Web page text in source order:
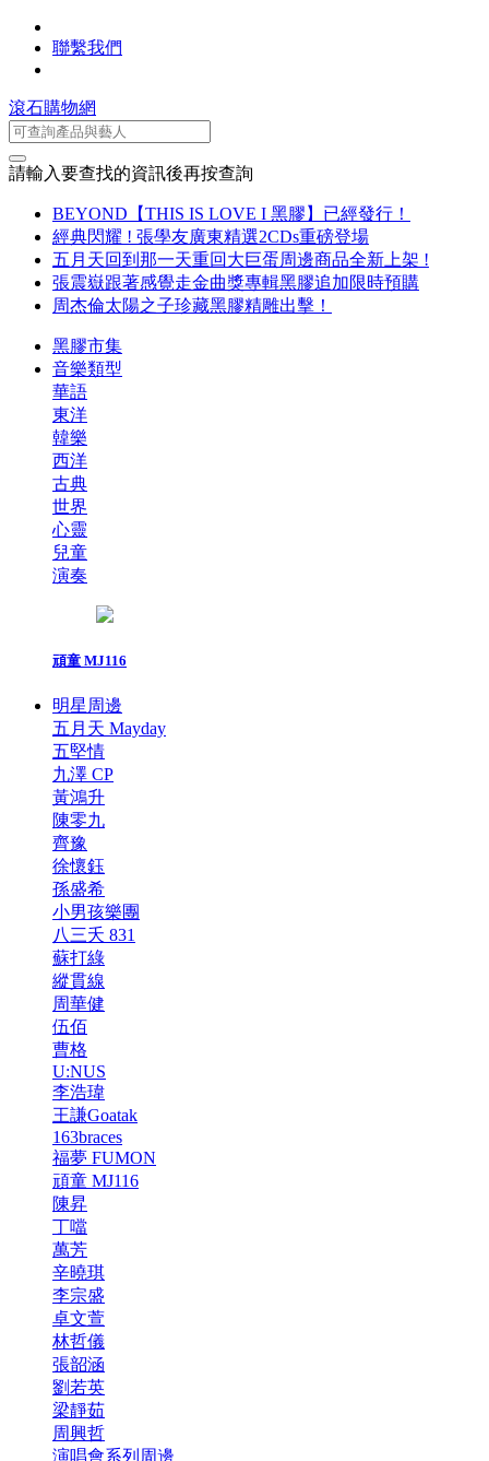
聯繫我們
滾石購物網
請輸入要查找的資訊後再按查詢
BEYOND【THIS IS LOVE I 黑膠】已經發行！
經典閃耀 ! 張學友廣東精選2CDs重磅登場
五月天回到那一天重回大巨蛋周邊商品全新上架 !
張震嶽跟著感覺走金曲獎專輯黑膠追加限時預購
周杰倫太陽之子珍藏黑膠精雕出擊！
黑膠市集
音樂類型
華語
東洋
韓樂
西洋
古典
世界
心靈
兒童
演奏
頑童 MJ116
明星周邊
五月天 Mayday
五堅情
九澤 CP
黃鴻升
陳零九
齊豫
徐懷鈺
孫盛希
小男孩樂團
八三夭 831
蘇打綠
縱貫線
周華健
伍佰
曹格
U:NUS
李浩瑋
王謙Goatak
163braces
福夢 FUMON
頑童 MJ116
陳昇
丁噹
萬芳
辛曉琪
李宗盛
卓文萱
林哲儀
張韶涵
劉若英
梁靜茹
周興哲
演唱會系列周邊